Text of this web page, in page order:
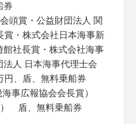
券
頭賞・公益財団法人 関
賞・株式会社日本海事新
社長賞・株式会社海事
人 日本海事代理士会
、盾、無料乗船券
事広報協会会長賞）
） 盾、無料乗船券